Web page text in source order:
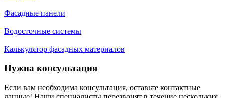
Фасадные панели
Водосточные системы
Калькулятор фасадных материалов
Нужна консультация
Если вам необходима консультация, оставьте контактные